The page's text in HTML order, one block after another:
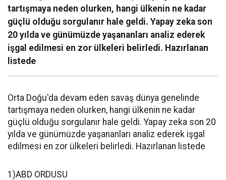
tartışmaya neden olurken, hangi ülkenin ne kadar
güçlü olduğu sorgulanır hale geldi. Yapay zeka son
20 yılda ve günümüzde yaşananları analiz ederek
işgal edilmesi en zor ülkeleri belirledi. Hazırlanan
listede
Orta Doğu'da devam eden savaş dünya genelinde
tartışmaya neden olurken, hangi ülkenin ne kadar
güçlü olduğu sorgulanır hale geldi. Yapay zeka son 20
yılda ve günümüzde yaşananları analiz ederek işgal
edilmesi en zor ülkeleri belirledi. Hazırlanan listede
1)ABD ORDUSU